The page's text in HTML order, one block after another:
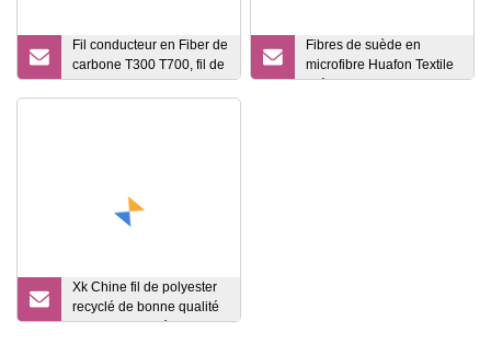
Fil conducteur en Fiber de
carbone T300 T700, fil de
Fiber de carbone 12K 1K
Fibres de suède en
microfibre Huafon Textile
suède conducteur pour
Xk Chine fil de polyester
recyclé de bonne qualité
argent antibactérien pour